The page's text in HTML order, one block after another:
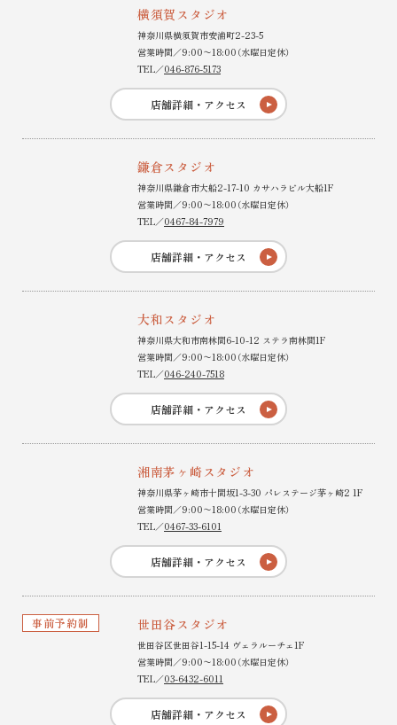
横須賀スタジオ
神奈川県横須賀市安浦町2-23-5
営業時間／9:00〜18:00（水曜日定休）
TEL／046-876-5173
店舗詳細・アクセス
鎌倉スタジオ
神奈川県鎌倉市大船2-17-10 カサハラビル大船1F
営業時間／9:00〜18:00（水曜日定休）
TEL／0467-84-7979
店舗詳細・アクセス
大和スタジオ
神奈川県大和市南林間6-10-12 ステラ南林間1F
営業時間／9:00〜18:00（水曜日定休）
TEL／046-240-7518
店舗詳細・アクセス
湘南茅ヶ崎スタジオ
神奈川県茅ヶ崎市十間坂1-3-30 パレステージ茅ヶ崎2 1F
営業時間／9:00〜18:00（水曜日定休）
TEL／0467-33-6101
店舗詳細・アクセス
事前予約制 世田谷スタジオ
世田谷区世田谷1-15-14 ヴェラルーチェ1F
営業時間／9:00〜18:00（水曜日定休）
TEL／03-6432-6011
店舗詳細・アクセス